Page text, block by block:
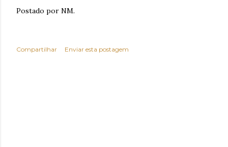
Postado por NM.
Compartilhar Enviar esta postagem